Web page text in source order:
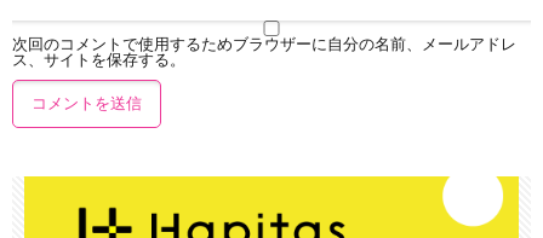
次回のコメントで使用するためブラウザーに自分の名前、メールアドレ
ス、サイトを保存する。